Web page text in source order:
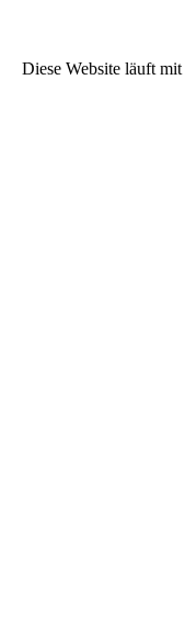
Diese Website läuft mit